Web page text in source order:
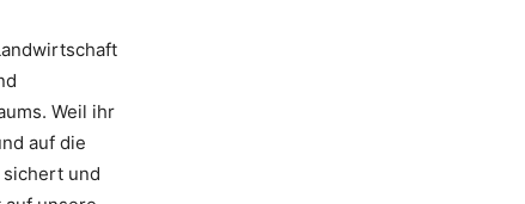
Weil ihr
auf die
und